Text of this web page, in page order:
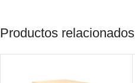
Productos relacionados